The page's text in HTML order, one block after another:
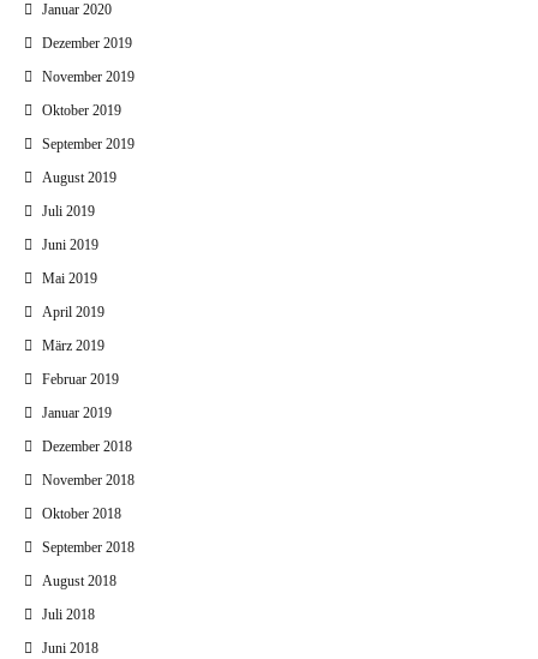
Januar 2020
Dezember 2019
November 2019
Oktober 2019
September 2019
August 2019
Juli 2019
Juni 2019
Mai 2019
April 2019
März 2019
Februar 2019
Januar 2019
Dezember 2018
November 2018
Oktober 2018
September 2018
August 2018
Juli 2018
Juni 2018